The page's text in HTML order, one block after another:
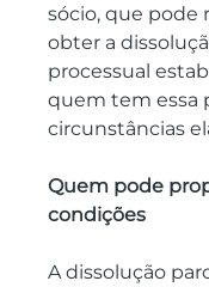
sócio, que pode
obter a
processual
quem tem essa
circunstâncias
Quem pode
condições
A dissolução